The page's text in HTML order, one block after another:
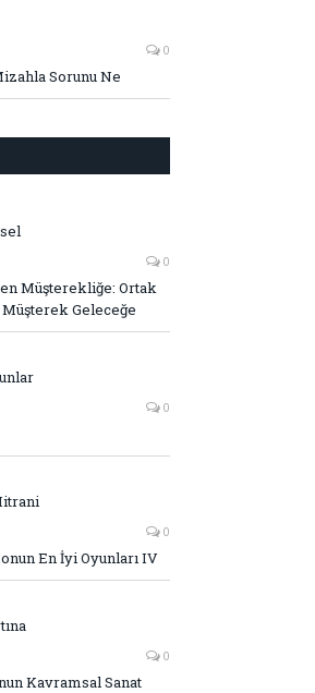
0
Sorunu Ne
0
Müşterekliğe: Ortak
Müşterek Geleceğe
0
0
En İyi Oyunları IV
0
Kavramsal Sanat